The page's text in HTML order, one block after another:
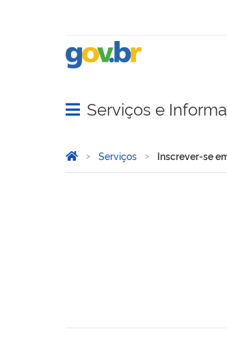
Abrir menu principal de
Serviços e
Você está aqui:
Página Inicial
Serviços Inscrever-se